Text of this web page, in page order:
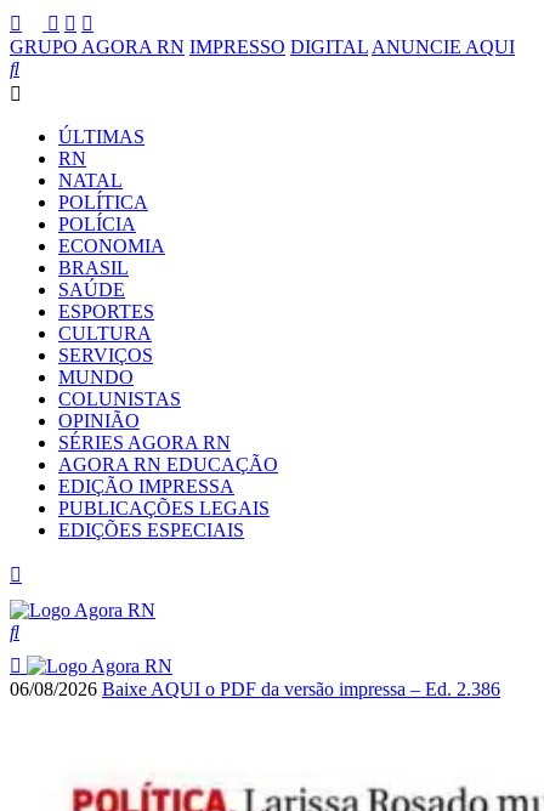
GRUPO AGORA RN IMPRESSO DIGITAL ANUNCIE AQUI
ÚLTIMAS
RN
NATAL
POLÍTICA
POLÍCIA
ECONOMIA
BRASIL
SAÚDE
ESPORTES
CULTURA
SERVIÇOS
MUNDO
COLUNISTAS
OPINIÃO
SÉRIES AGORA RN
AGORA RN EDUCAÇÃO
EDIÇÃO IMPRESSA
PUBLICAÇÕES LEGAIS
EDIÇÕES ESPECIAIS
06/08/2026 Baixe AQUI o PDF da versão impressa – Ed. 2.386